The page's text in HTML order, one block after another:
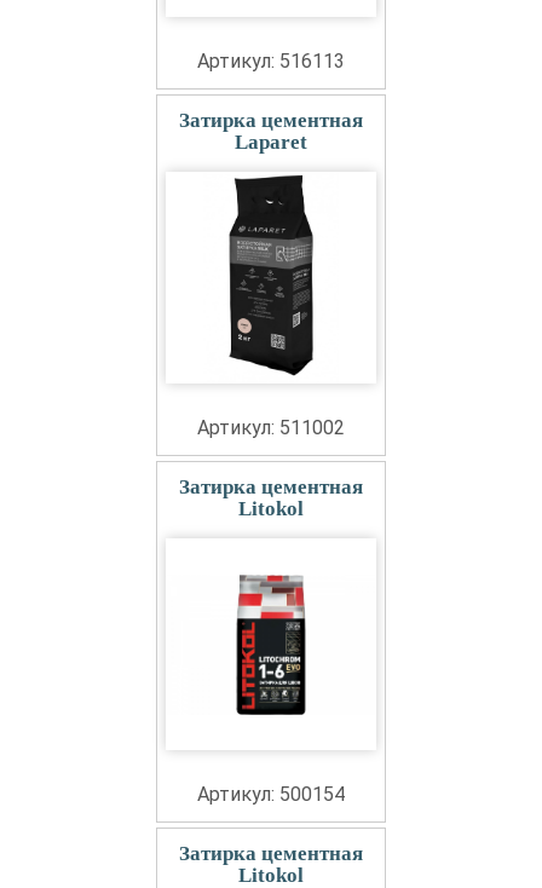
Артикул: 516113
Затирка цементная
Laparet
Артикул: 511002
Затирка цементная
Litokol
Артикул: 500154
Затирка цементная
Litokol